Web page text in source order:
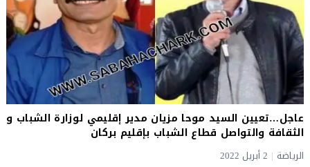
عاجل…تعيين السيد موحا مزيان مدير إقليمي لوزارة الشباب و
الثقافة والتواصل قطاع الشباب بإقليم بركان
الرياضة 2 أبريل 2022